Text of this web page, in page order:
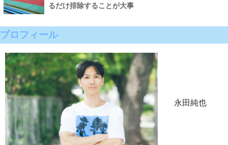
るだけ排除することが大事
プロフィール
永田純也